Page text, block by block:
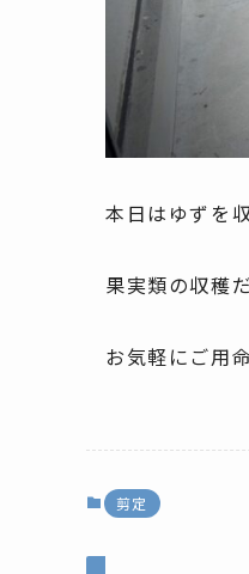
本日はゆずを
果実類の収穫
お気軽にご用
剪定